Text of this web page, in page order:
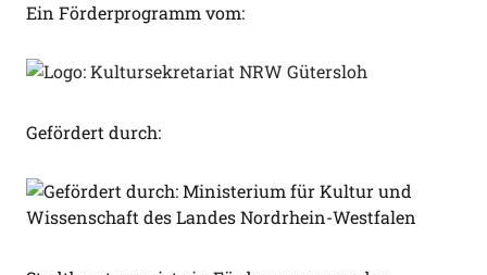
Ein Förderprogramm vom:
Gefördert durch: